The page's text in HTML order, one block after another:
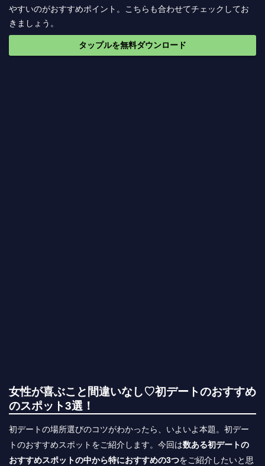
やすいのがおすすめポイント。こちらも合わせてチェックしてお
きましょう。
タップルを無料ダウンロード
女性が喜ぶこと間違いなし♡初デートのおすすめ
のスポット3選！
初デートの場所選びのコツがわかったら、いよいよ本題。初デー
トのおすすめスポットをご紹介します。今回は数ある初デートの
おすすめスポットの中から特におすすめの3つをご紹介したいと思